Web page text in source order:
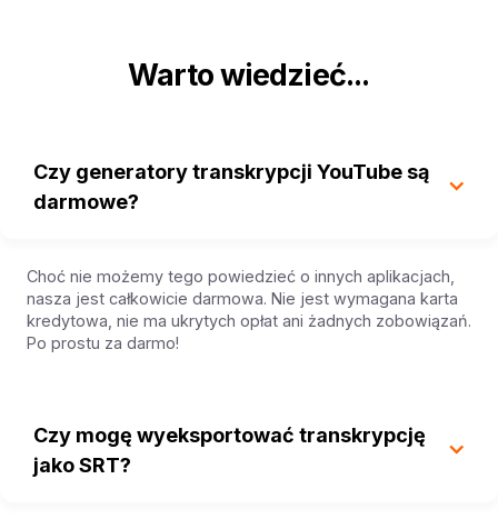
Warto wiedzieć...
Czy generatory transkrypcji YouTube są
darmowe?
Choć nie możemy tego powiedzieć o innych aplikacjach,
nasza jest całkowicie darmowa. Nie jest wymagana karta
kredytowa, nie ma ukrytych opłat ani żadnych zobowiązań.
Po prostu za darmo!
Czy mogę wyeksportować transkrypcję
jako SRT?